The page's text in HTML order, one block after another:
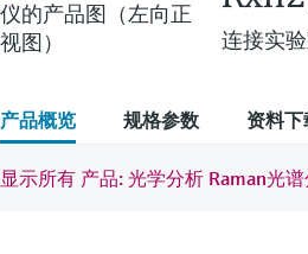
连接实
产品概览 规格参数 资料下
显示所有 产品: 光学分析 Raman光